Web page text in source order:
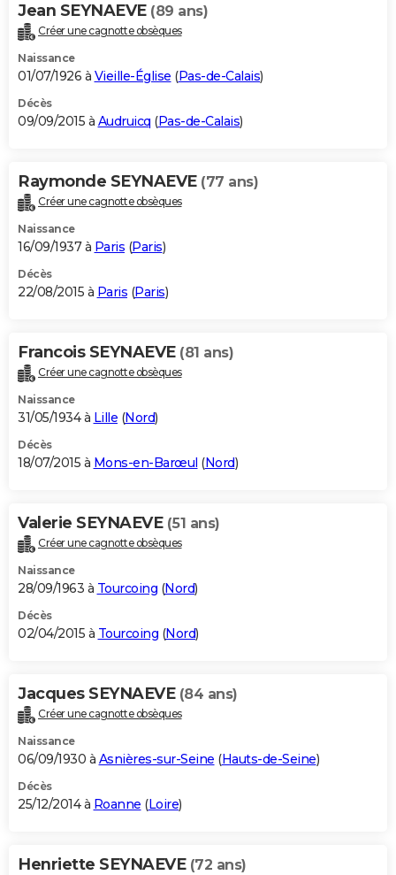
Jean SEYNAEVE (89 ans)
Créer une cagnotte obsèques
Naissance
01/07/1926 à Vieille-Église (Pas-de-Calais)
Décès
09/09/2015 à Audruicq (Pas-de-Calais)
Raymonde SEYNAEVE (77 ans)
Créer une cagnotte obsèques
Naissance
16/09/1937 à Paris (Paris)
Décès
22/08/2015 à Paris (Paris)
Francois SEYNAEVE (81 ans)
Créer une cagnotte obsèques
Naissance
31/05/1934 à Lille (Nord)
Décès
18/07/2015 à Mons-en-Barœul (Nord)
Valerie SEYNAEVE (51 ans)
Créer une cagnotte obsèques
Naissance
28/09/1963 à Tourcoing (Nord)
Décès
02/04/2015 à Tourcoing (Nord)
Jacques SEYNAEVE (84 ans)
Créer une cagnotte obsèques
Naissance
06/09/1930 à Asnières-sur-Seine (Hauts-de-Seine)
Décès
25/12/2014 à Roanne (Loire)
Henriette SEYNAEVE (72 ans)